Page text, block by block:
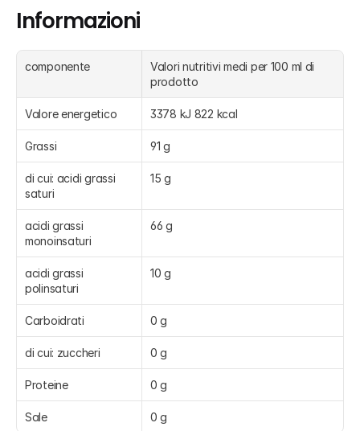
Informazioni
componente
Valori nutritivi medi per 100 ml di
prodotto
Valore energetico 3378 kJ 822 kcal
Grassi 91 g
di cui: acidi grassi
saturi
15 g
acidi grassi
monoinsaturi
66 g
acidi grassi
polinsaturi
10 g
Carboidrati 0 g
di cui: zuccheri 0 g
Proteine 0 g
Sale 0 g